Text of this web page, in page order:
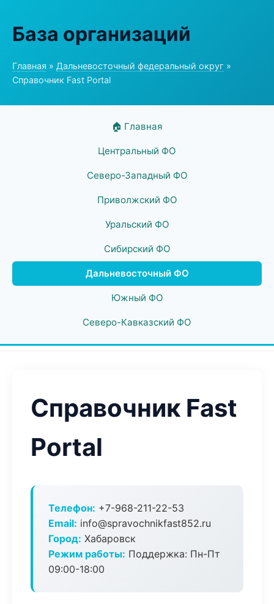
База организаций
Главная » Дальневосточный федеральный округ »
Справочник Fast Portal
🏠 Главная
Центральный ФО
Северо-Западный ФО
Приволжский ФО
Уральский ФО
Сибирский ФО
Дальневосточный ФО
Южный ФО
Северо-Кавказский ФО
Справочник Fast
Portal
Телефон: +7-968-211-22-53
Email: info@spravochnikfast852.ru
Город: Хабаровск
Режим работы: Поддержка: Пн-Пт
09:00-18:00